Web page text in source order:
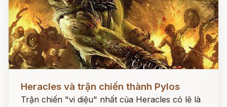
Heracles và trận chiến thành Pylos
Trận chiến "vi diệu" nhất của Heracles có lẽ là